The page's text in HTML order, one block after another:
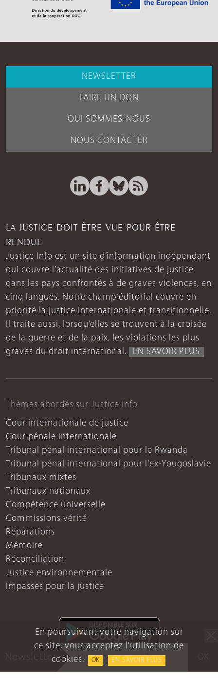
En poursuivant votre navigation sur
ce site, vous acceptez l'utilisation de
cookies.
OK EN SAVOIR PLUS
NEWSLETTER
FAIRE UN DON
QUI SOMMES-NOUS
NOUS CONTACTER
LA JUSTICE DOIT ÊTRE VUE POUR ÊTRE
RENDUE
Justice Info est un site d’information indépendant
qui couvre l’actualité des initiatives de justice
dans les pays confrontés à de graves violences, en
cinq langues. Notre champ éditorial couvre en
priorité la justice internationale et transitionnelle.
Il traite aussi, lorsqu’elles se trouvent à la croisée
de la guerre et de la paix, les violations les plus
graves du droit international.
EN SAVOIR PLUS
Thèmes abordés sur Justice info
Cour internationale de justice
Cour pénale internationale
Tribunal pénal international pour le Rwanda
Tribunal pénal international pour l'ex-Yougoslavie
Tribunaux mixtes
Tribunaux nationaux
Compétence universelle
Commissions vérité
Réparations
Mémoire
Réconciliation
Justice environnementale
Impasses pour la justice
Mentions légales
Newsletter